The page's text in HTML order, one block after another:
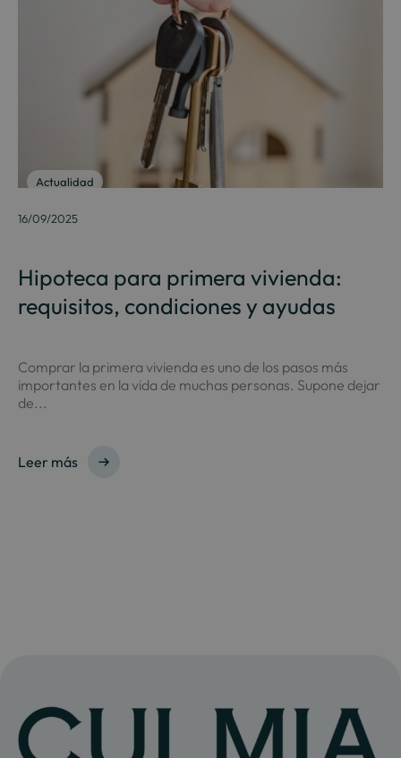
Actualidad
16/09/2025
Hipoteca para primera vivienda:
requisitos, condiciones y ayudas
Comprar la primera vivienda es uno de los pasos más
importantes en la vida de muchas personas. Supone dejar
de...
Leer más